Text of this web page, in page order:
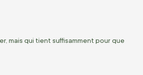
mais qui tient suffisamment pour que